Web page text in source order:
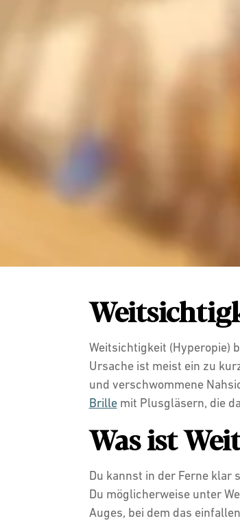
Weitsichtigkeit (Hyperopie)
Ursache ist meist ein zu
und verschwommene
Brillemit Plusgläsern, die
Was ist
Du kannst in der Ferne klar
Du möglicherweise unter
Auges, bei dem das